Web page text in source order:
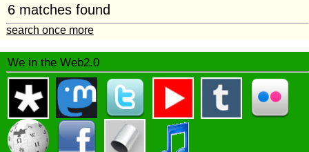
6 matches found
search once more
We in the Web2.0